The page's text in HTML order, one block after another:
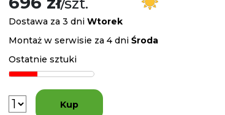
Dostawa za 3 dni Wtorek
Montaż w serwisie za 4 dni Środa
Ostatnie sztuki
Kup